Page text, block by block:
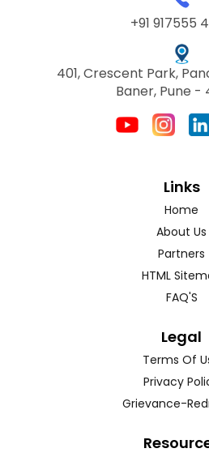
+91 917555
401, Crescent Park,
Baner, Pune -
Links
Home
About Us
Partners
HTML
FAQ'S
Legal
Terms Of
Privacy
Grievance-